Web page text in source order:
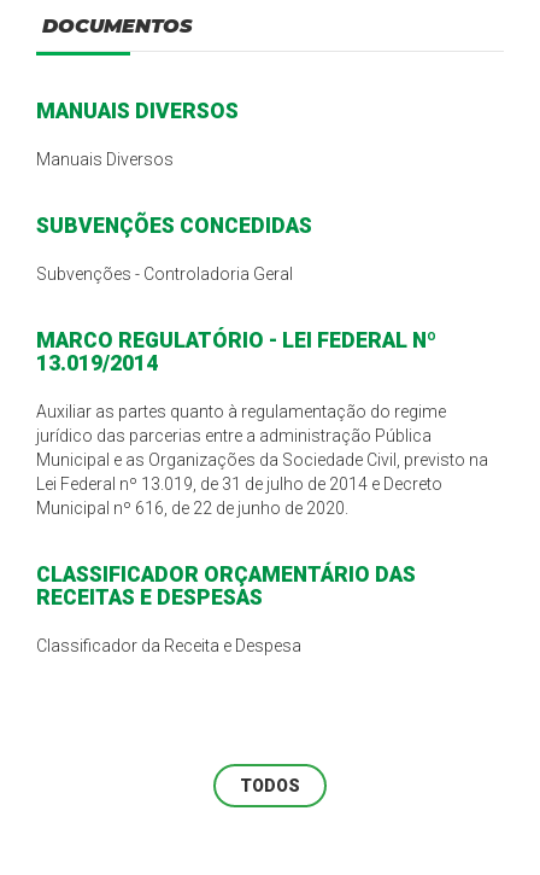
DOCUMENTOS
MANUAIS DIVERSOS
Manuais Diversos
SUBVENÇÕES CONCEDIDAS
Subvenções - Controladoria Geral
MARCO REGULATÓRIO - LEI FEDERAL Nº
13.019/2014
Auxiliar as partes quanto à regulamentação do regime
jurídico das parcerias entre a administração Pública
Municipal e as Organizações da Sociedade Civil, previsto na
Lei Federal nº 13.019, de 31 de julho de 2014 e Decreto
Municipal nº 616, de 22 de junho de 2020.
CLASSIFICADOR ORÇAMENTÁRIO DAS
RECEITAS E DESPESAS
Classificador da Receita e Despesa
TODOS